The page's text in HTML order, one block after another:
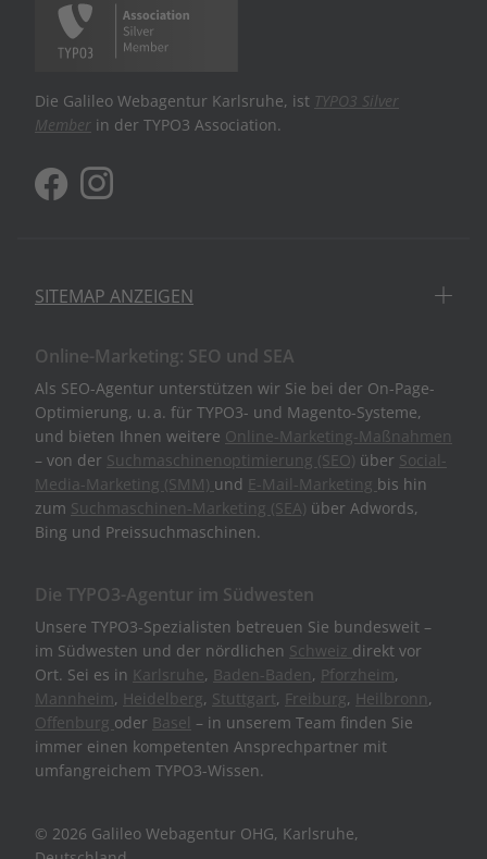
Die Galileo Webagentur Karlsruhe, ist TYPO3 Silver
Member in der TYPO3 Association.
SITEMAP ANZEIGEN
Online-Marketing: SEO und SEA
Als SEO-Agentur unterstützen wir Sie bei der On-Page-
Optimierung, u. a. für TYPO3- und Magento-Systeme,
und bieten Ihnen weitere Online-Marketing-Maßnahmen
– von der Suchmaschinenoptimierung (SEO) über Social-
Media-Marketing (SMM) und E-Mail-Marketing bis hin
zum Suchmaschinen-Marketing (SEA) über Adwords,
Bing und Preissuchmaschinen.
Die TYPO3-Agentur im Südwesten
Unsere TYPO3-Spezialisten betreuen Sie bundesweit –
im Südwesten und der nördlichen Schweiz direkt vor
Ort. Sei es in Karlsruhe, Baden-Baden, Pforzheim,
Mannheim, Heidelberg, Stuttgart, Freiburg, Heilbronn,
Offenburg oder Basel – in unserem Team finden Sie
immer einen kompetenten Ansprechpartner mit
umfangreichem TYPO3-Wissen.
© 2026 Galileo Webagentur OHG, Karlsruhe,